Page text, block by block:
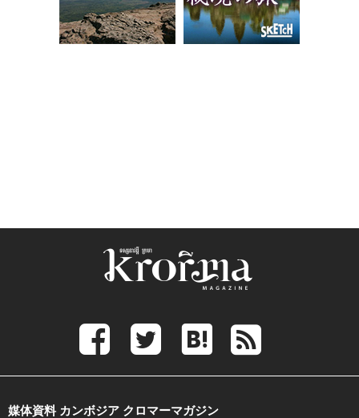
媒体資料 カンボジア クロマーマガジン